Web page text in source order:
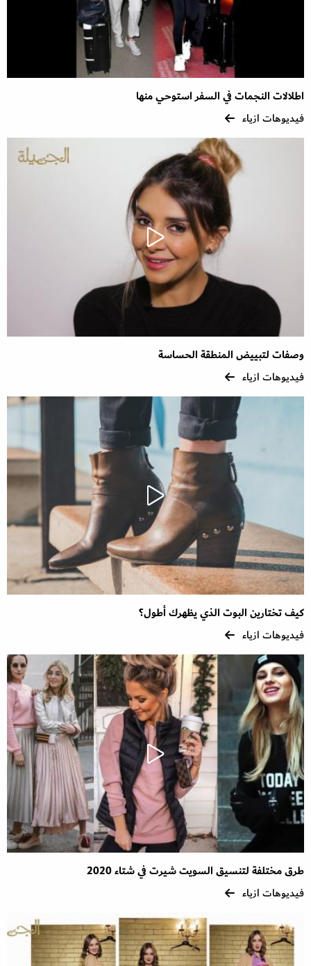
اطلالات النجمات في السفر استوحي منها
فيديوهات ازياء
وصفات لتبييض المنطقة الحساسة
فيديوهات ازياء
كيف تختارين البوت الذي يظهرك أطول؟
فيديوهات ازياء
طرق مختلفة لتنسيق السويت شيرت في شتاء 2020
فيديوهات ازياء